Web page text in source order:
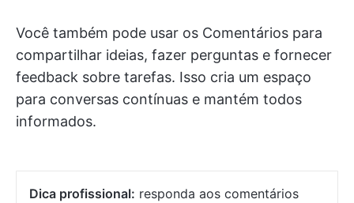
Você também pode usar os Comentários para
compartilhar ideias, fazer perguntas e fornecer
feedback sobre tarefas. Isso cria um espaço
para conversas contínuas e mantém todos
informados.
Dica profissional: responda aos comentários